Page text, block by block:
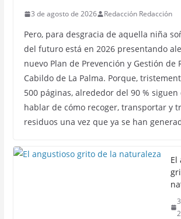
3 de agosto de 2026 Redacción Redacción
Pero, para desgracia de aquella niña
del futuro está en 2026 presentando
nuevo Plan de Prevención y Gestión de
Cabildo de La Palma. Porque,
500 páginas, alrededor del 90 % siguen
hablar de cómo recoger, transportar y
residuos una vez que ya se han
El